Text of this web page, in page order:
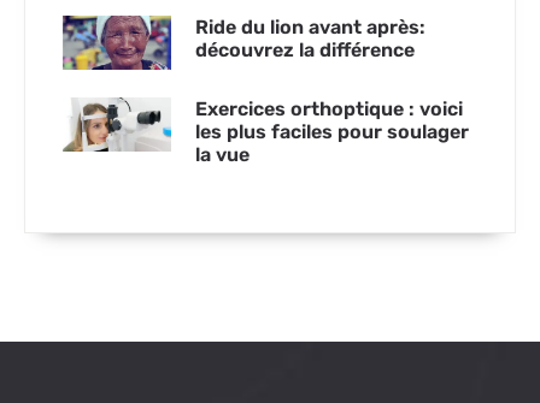
Ride du lion avant après:
découvrez la différence
Exercices orthoptique : voici
les plus faciles pour soulager
la vue